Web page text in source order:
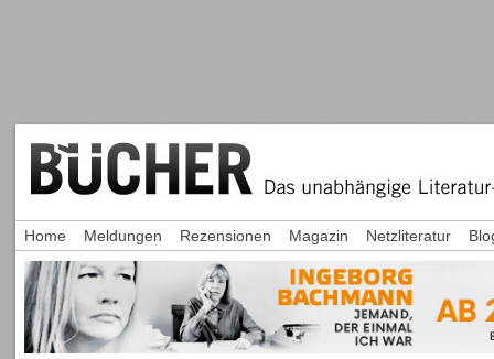
Home Meldungen Rezensionen Magazin Netzliteratur